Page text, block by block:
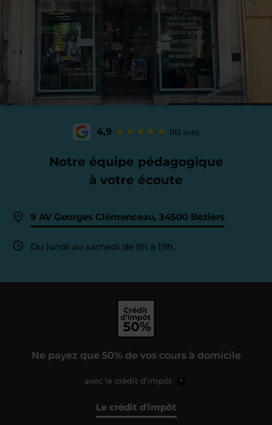
4,9 (113 avis)
Notre équipe pédagogique
à votre écoute
9 AV Georges Clémenceau, 34500 Béziers
Du lundi au samedi de 9h à 19h.
Ne payez que 50% de vos cours à domicile
avec le crédit d’impôt ?
Le crédit d'impôt